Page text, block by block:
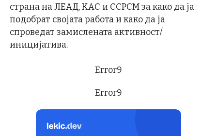
страна на ЛЕАД, КАС и ССРСМ за како да ја
подобрат својата работа и како да ја
спроведат замислената активност/
иницијатива.
Error9
Error9